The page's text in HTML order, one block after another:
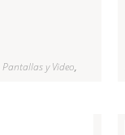
Pantallas y Video,